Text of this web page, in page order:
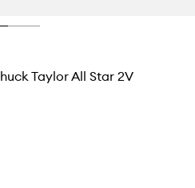
Taylor All Star 2V